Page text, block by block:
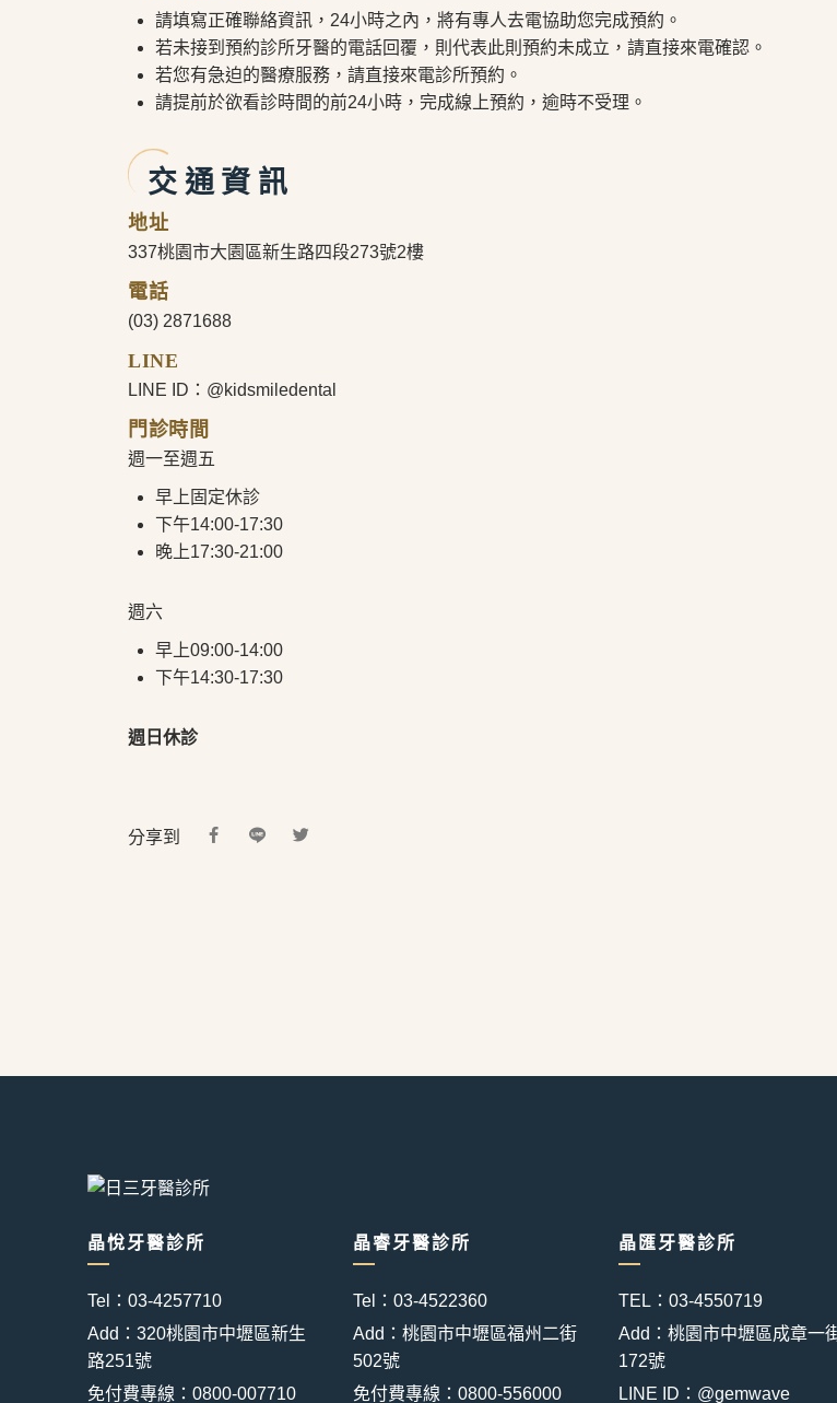
請填寫正確聯絡資訊，24小時之內，將有專人去電協助您完成預約。
若未接到預約診所牙醫的電話回覆，則代表此則預約未成立，請直接來電確認。
若您有急迫的醫療服務，請直接來電診所預約。
請提前於欲看診時間的前24小時，完成線上預約，逾時不受理。
交通資訊
地址
337桃園市大園區新生路四段273號2樓
電話
(03) 2871688
LINE
LINE ID：@kidsmiledental
門診時間
週一至週五
早上固定休診
下午14:00-17:30
晚上17:30-21:00
週六
早上09:00-14:00
下午14:30-17:30
週日休診
分享到
晶悅牙醫診所
Tel：03-4257710
Add：320桃園市中壢區新生
路251號
免付費專線：0800-007710
晶睿牙醫診所
Tel：03-4522360
Add：桃園市中壢區福州二街
502號
免付費專線：0800-556000
晶匯牙醫診所
TEL：03-4550719
Add：桃園市中壢區成章一
172號
LINE ID：@gemwave